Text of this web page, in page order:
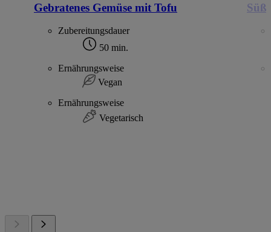
Gebratenes Gemüse mit Tofu
Zubereitungsdauer
50 min.
Ernährungsweise
Vegan
Ernährungsweise
Vegetarisch